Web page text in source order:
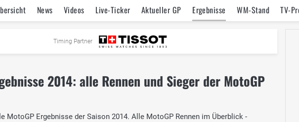
News Videos Live-Ticker Aktueller GP Ergebnisse WM-Stand TV-
Testfahrten Reglement
Timing Partner
2014: alle Rennen und Sieger der MotoGP
MotoGP Ergebnisse der Saison 2014. Alle MotoGP Rennen im Überblick -